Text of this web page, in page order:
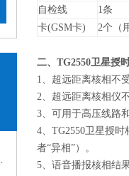
自检线
1条
卡(GSM卡)
2个（
二、TG2550卫星授
1、超远距离核相不
2、超远距离核相仪
3、可用于高压线路
4、TG2550卫星授
者“异相”）。
5、语音播报核相结